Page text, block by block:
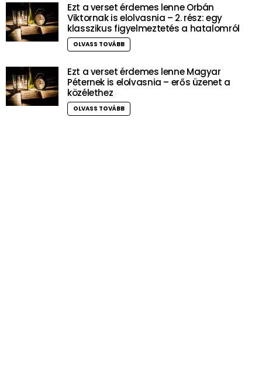
Ezt a verset érdemes lenne Orbán
Viktornak is elolvasnia – 2. rész: egy
klasszikus figyelmeztetés a hatalomról
OLVASS TOVÁBB
Ezt a verset érdemes lenne Magyar
Péternek is elolvasnia – erős üzenet a
közélethez
OLVASS TOVÁBB